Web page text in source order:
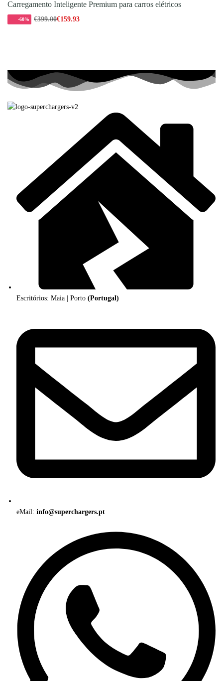
Carregamento Inteligente Premium para carros elétricos
-60% €399.00€159.93
Escritórios: Maia | Porto(Portugal)
eMail:info@superchargers.pt